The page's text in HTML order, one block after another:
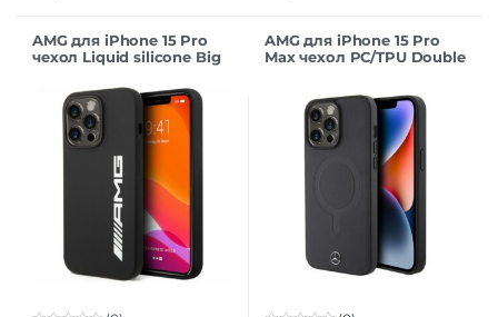
AMG для iPhone 15 Pro
чехол Liquid silicone Big
(MagSafe)
AMG для iPhone 15 Pro
Max чехол PC/TPU Double